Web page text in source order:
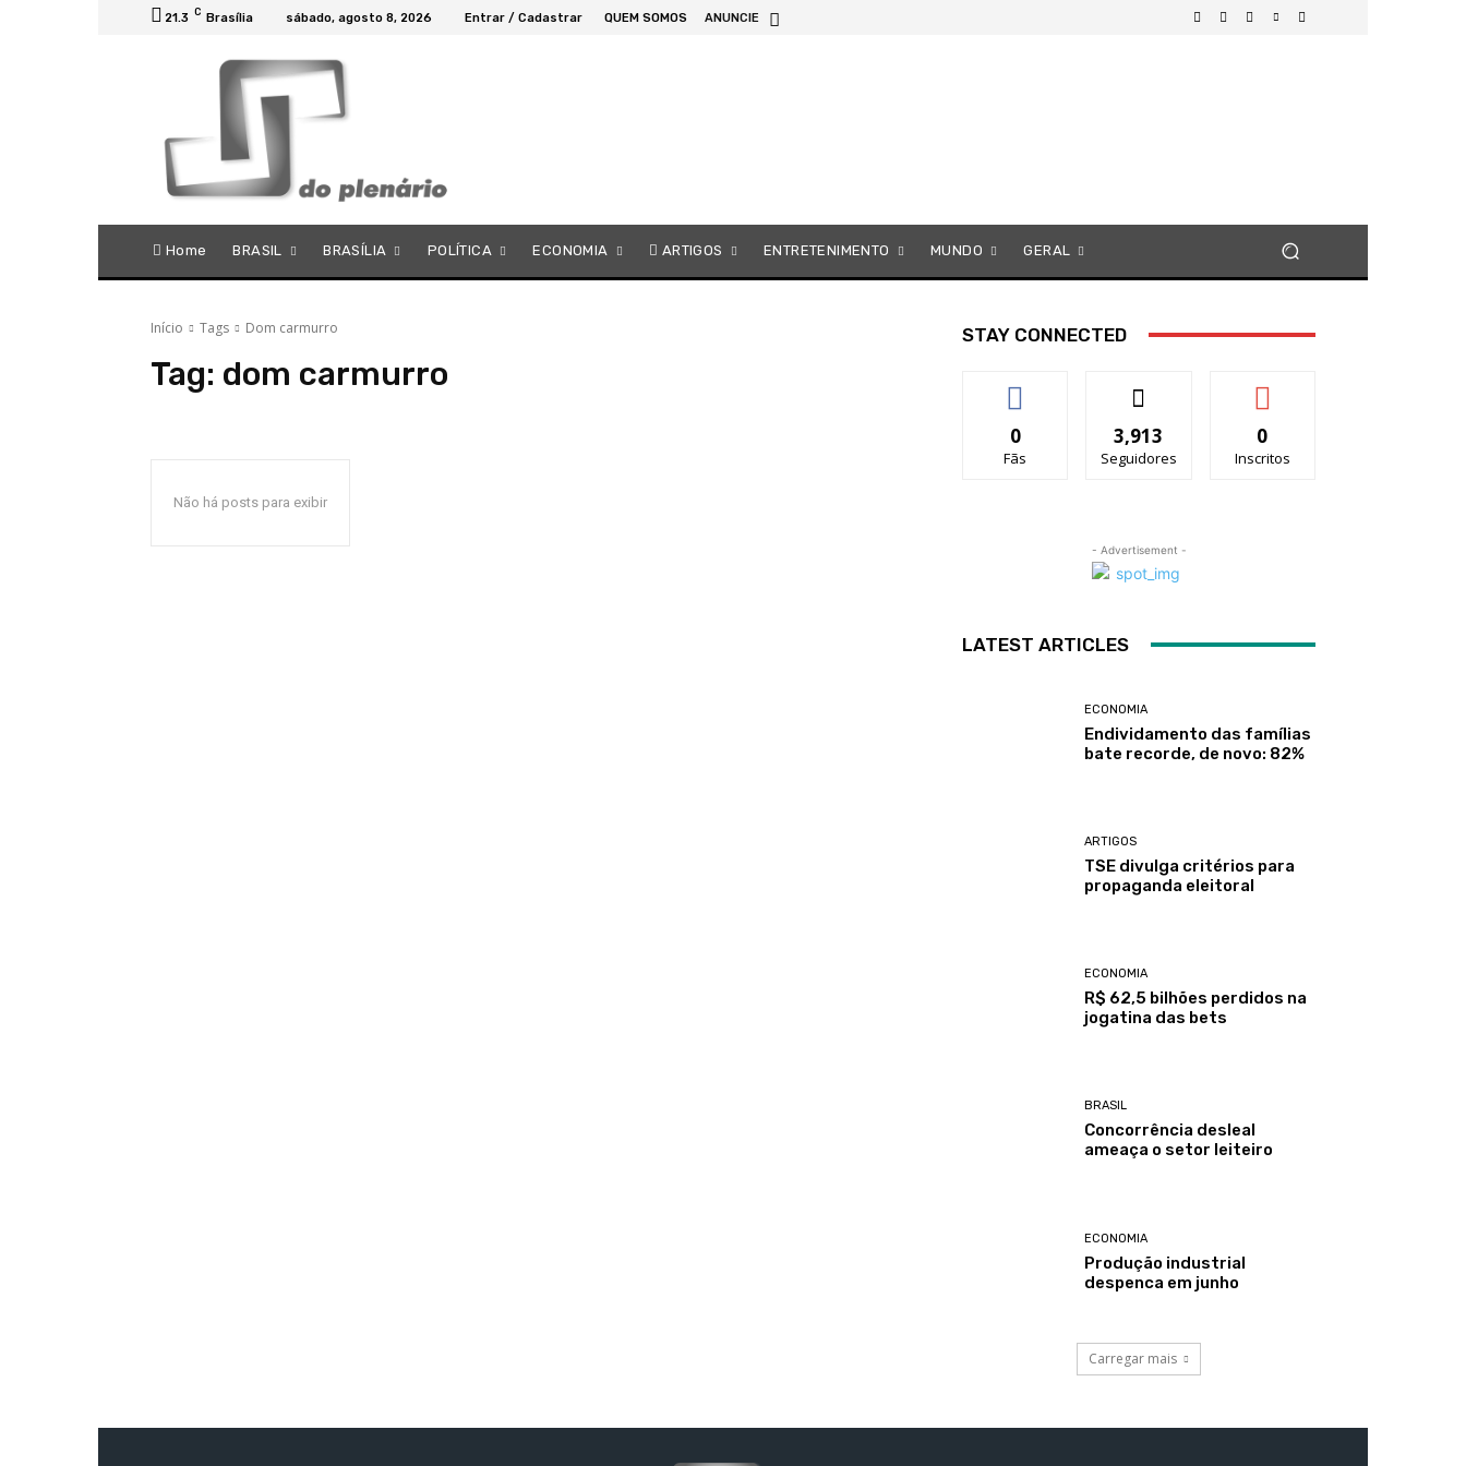
21.3 C Brasília sábado, agosto 8, 2026 Entrar / Cadastrar QUEM SOMOS ANUNCIE
Home BRASIL BRASÍLIA POLÍTICA ECONOMIA ARTIGOS ENTRETENIMENTO MUNDO GERAL
Início Tags Dom carmurro
Tag: dom carmurro
Não há posts para exibir
STAY CONNECTED
0
Fãs
3,913
Seguidores
0
Inscritos
- Advertisement -
LATEST ARTICLES
ECONOMIA
Endividamento das famílias
bate recorde, de novo: 82%
ARTIGOS
TSE divulga critérios para
propaganda eleitoral
ECONOMIA
R$ 62,5 bilhões perdidos na
jogatina das bets
BRASIL
Concorrência desleal
ameaça o setor leiteiro
ECONOMIA
Produção industrial
despenca em junho
Carregar mais